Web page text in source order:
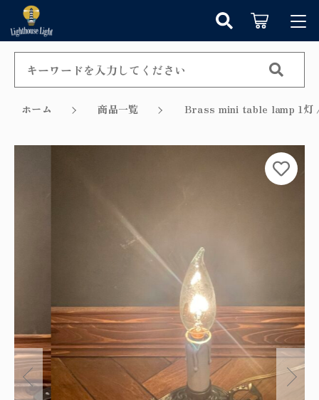
ホーム 商品一覧 Brass mini table lamp 1灯
カートに商品を追加しました
カートを確認する
ログイン / 会員登録
お知らせ
お気に入り
取付方法／取付事例／修理事例
Lighthouse Lightについて
テーブルランプ
ウォールランプ
フロアランプ
オリジナルランプ
フィンスタイル
キーワード検索
～
その他
在庫あり セール